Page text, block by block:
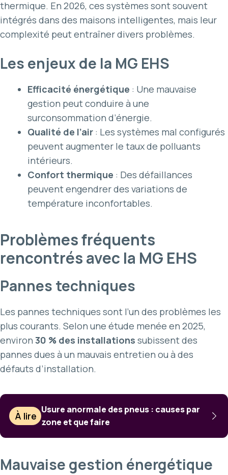
thermique. En 2026, ces systèmes sont souvent
intégrés dans des maisons intelligentes, mais leur
complexité peut entraîner divers problèmes.
Les enjeux de la MG EHS
Efficacité énergétique : Une mauvaise
gestion peut conduire à une
surconsommation d’énergie.
Qualité de l’air : Les systèmes mal configurés
peuvent augmenter le taux de polluants
intérieurs.
Confort thermique : Des défaillances
peuvent engendrer des variations de
température inconfortables.
Problèmes fréquents
rencontrés avec la MG EHS
Pannes techniques
Les pannes techniques sont l’un des problèmes les
plus courants. Selon une étude menée en 2025,
environ 30 % des installations subissent des
pannes dues à un mauvais entretien ou à des
défauts d’installation.
À lire
Usure anormale des pneus : causes par
zone et que faire
Mauvaise gestion énergétique